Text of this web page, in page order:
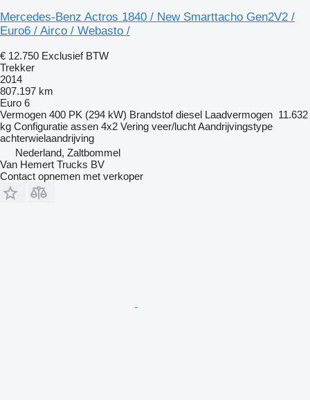
Mercedes-Benz Actros 1840 / New Smarttacho Gen2V2 /
Euro6 / Airco / Webasto /
€ 12.750 Exclusief BTW
Trekker
2014
807.197 km
Euro 6
Vermogen 400 PK (294 kW) Brandstof diesel Laadvermogen 11.632
kg Configuratie assen 4x2 Vering veer/luchtAandrijvingstype
achterwielaandrijving
Nederland, Zaltbommel
Van Hemert Trucks BV
Contact opnemen met verkoper